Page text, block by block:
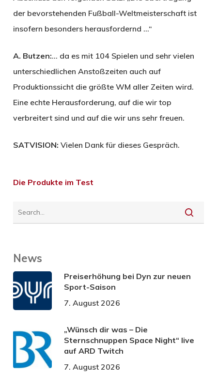
der bevorstehenden Fußball-Weltmeisterschaft ist
insofern besonders herausfordernd …“
A. Butzen:… da es mit 104 Spielen und sehr vielen
unterschiedlichen Anstoßzeiten auch auf
Produktionssicht die größte WM aller Zeiten wird.
Eine echte Herausforderung, auf die wir top
verbreitert sind und auf die wir uns sehr freuen.
SATVISION: Vielen Dank für dieses Gespräch.
Die Produkte im Test
News
Preiserhöhung bei Dyn zur neuen
Sport-Saison
7. August 2026
„Wünsch dir was – Die
Sternschnuppen Space Night“ live
auf ARD Twitch
7. August 2026